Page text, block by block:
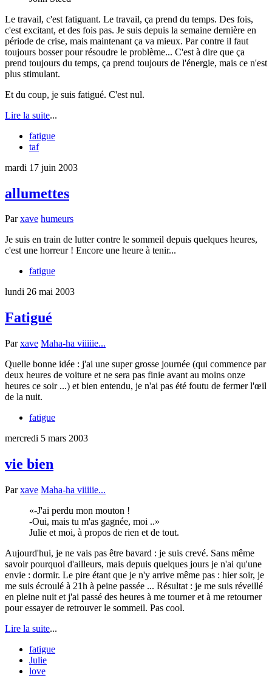
Le travail, c'est fatiguant. Le travail, ça prend du temps. Des fois,
c'est excitant, et des fois pas. Je suis depuis la semaine dernière en
période de crise, mais maintenant ça va mieux. Par contre il faut
toujours bosser pour résoudre le problème... C'est à dire que ça
prend toujours du temps, ça prend toujours de l'énergie, mais ce n'est
plus stimulant.
Et du coup, je suis fatigué. C'est nul.
Lire la suite...
fatigue
taf
mardi 17 juin 2003
allumettes
Parxave humeurs
Je suis en train de lutter contre le sommeil depuis quelques heures,
c'est une horreur ! Encore une heure à tenir...
fatigue
lundi 26 mai 2003
Fatigué
Parxave Maha-ha viiiiie...
Quelle bonne idée : j'ai une super grosse journée (qui commence par
deux heures de voiture et ne sera pas finie avant au moins onze
heures ce soir ...) et bien entendu, je n'ai pas été foutu de fermer l'œil
de la nuit.
fatigue
mercredi 5 mars 2003
vie bien
Parxave Maha-ha viiiiie...
-J'ai perdu mon mouton !
-Oui, mais tu m'as gagnée, moi ..
Julie et moi, à propos de rien et de tout.
Aujourd'hui, je ne vais pas être bavard : je suis crevé. Sans même
savoir pourquoi d'ailleurs, mais depuis quelques jours je n'ai qu'une
envie : dormir. Le pire étant que je n'y arrive même pas : hier soir, je
me suis écroulé à 21h à peine passée ... Résultat : je me suis réveillé
en pleine nuit et j'ai passé des heures à me tourner et à me retourner
pour essayer de retrouver le sommeil. Pas cool.
Lire la suite...
fatigue
Julie
love